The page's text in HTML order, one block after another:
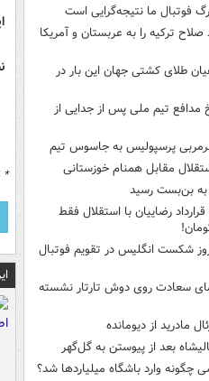
فوتبال ما نتیجه‌گرایی است
ترکیه را به عربستان و آمریکا
طلای کشتی جهان این بار در
مدافع تیم ملی پس از جدایی از
پرسپولیس به جاسوس تیم
مقابل همنام خوزستانی
به بن‌بست رسید
رضاییان با استقلال فقط
شکست انگلیس در تقویم فوتبال
سعادت روی دوش تارتار نشسته
مادرید از دیومانده
بعد از پیوستن به گل‌گهر
چگونه وارد باشگاه میلیاردها شد؟
*